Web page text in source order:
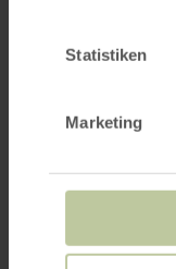
Statistiken
Marketing